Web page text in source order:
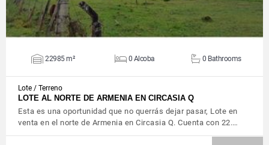
22985 m² 0 Alcoba 0 Bathrooms
Lote / Terreno
LOTE AL NORTE DE ARMENIA EN CIRCASIA Q
Esta es una oportunidad que no querrás dejar pasar, Lote en
venta en el norte de Armenia en Circasia Q. Cuenta con 22.…